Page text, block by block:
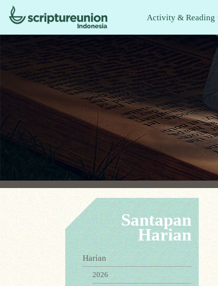
Activity & Reading
Santapan
Harian
Harian
2026